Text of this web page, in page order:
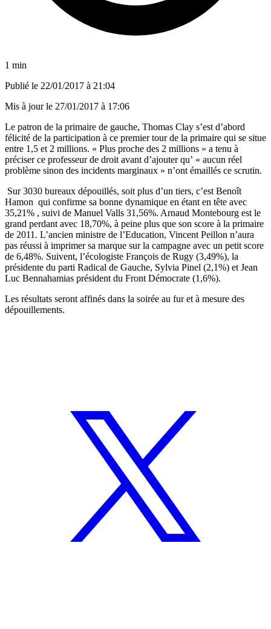
1 min
Publié le 22/01/2017 à 21:04
Mis à jour le 27/01/2017 à 17:06
Le patron de la primaire de gauche, Thomas Clay s’est d’abord
félicité de la participation à ce premier tour de la primaire qui se situe
entre 1,5 et 2 millions. « Plus proche des 2 millions » a tenu à
préciser ce professeur de droit avant d’ajouter qu’ « aucun réel
problème sinon des incidents marginaux » n’ont émaillés ce scrutin.
Sur 3030 bureaux dépouillés, soit plus d’un tiers, c’est Benoît
Hamon qui confirme sa bonne dynamique en étant en tête avec
35,21% , suivi de Manuel Valls 31,56%. Arnaud Montebourg est le
grand perdant avec 18,70%, à peine plus que son score à la primaire
de 2011. L’ancien ministre de l’Education, Vincent Peillon n’aura
pas réussi à imprimer sa marque sur la campagne avec un petit score
de 6,48%. Suivent, l’écologiste François de Rugy (3,49%), la
présidente du parti Radical de Gauche, Sylvia Pinel (2,1%) et Jean
Luc Bennahamias président du Front Démocrate (1,6%).
Les résultats seront affinés dans la soirée au fur et à mesure des
dépouillements.